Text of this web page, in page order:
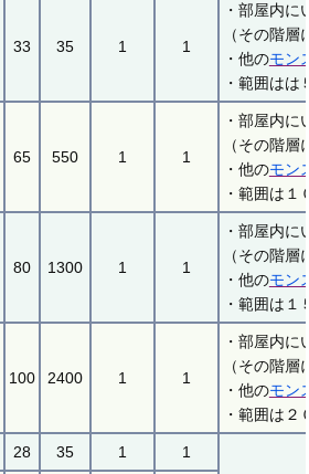
33 35 1 1
・部屋内に
（その階層
・他のモン
・範囲は
65 550 1 1
・部屋内に
（その階層
・他のモン
・範囲は
80 1300 1 1
・部屋内に
（その階層
・他のモン
・範囲は
100 2400 1 1
・部屋内に
（その階層
・他のモン
・範囲は
28 35 1
1